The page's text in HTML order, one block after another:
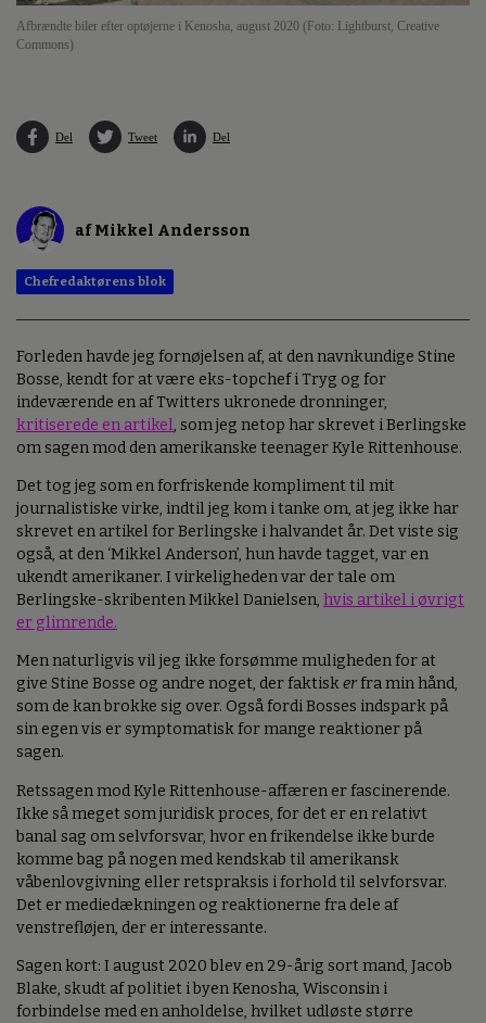
Afbrændte biler efter optøjerne i Kenosha, august 2020 (Foto: Lightburst, Creative
Commons)
Del Tweet Del
af Mikkel Andersson
Chefredaktørens blok
Forleden havde jeg fornøjelsen af, at den navnkundige Stine
Bosse, kendt for at være eks-topchef i Tryg og for
indeværende en af Twitters ukronede dronninger,
kritiserede en artikel, som jeg netop har skrevet i Berlingske
om sagen mod den amerikanske teenager Kyle Rittenhouse.
Det tog jeg som en forfriskende kompliment til mit
journalistiske virke, indtil jeg kom i tanke om, at jeg ikke har
skrevet en artikel for Berlingske i halvandet år. Det viste sig
også, at den ‘Mikkel Anderson’, hun havde tagget, var en
ukendt amerikaner. I virkeligheden var der tale om
Berlingske-skribenten Mikkel Danielsen, hvis artikel i øvrigt
er glimrende.
Men naturligvis vil jeg ikke forsømme muligheden for at
give Stine Bosse og andre noget, der faktiskerfra min hånd,
som de kan brokke sig over. Også fordi Bosses indspark på
sin egen vis er symptomatisk for mange reaktioner på
sagen.
Retssagen mod Kyle Rittenhouse-affæren er fascinerende.
Ikke så meget som juridisk proces, for det er en relativt
banal sag om selvforsvar, hvor en frikendelse ikke burde
komme bag på nogen med kendskab til amerikansk
våbenlovgivning eller retspraksis i forhold til selvforsvar.
Det er mediedækningen og reaktionerne fra dele af
venstrefløjen, der er interessante.
Sagen kort: I august 2020 blev en 29-årig sort mand, Jacob
Blake, skudt af politiet i byen Kenosha, Wisconsin i
forbindelse med en anholdelse, hvilket udløste større